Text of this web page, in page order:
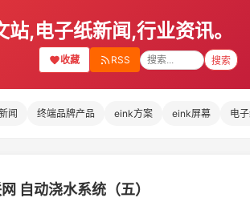
,电子纸新闻,行业资讯。
收藏 RSS 搜索
闻 终端品牌产品 eink方案 eink屏幕 电
自动浇水系统（五）